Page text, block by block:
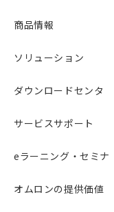
商品情報
ソリューション
ダウンロードセンタ
サービスサポート
eラーニング・セミナ
オムロンの提供価値